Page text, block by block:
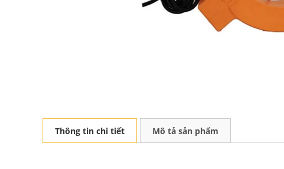
Thông tin chi tiết Mô tả sản phẩm